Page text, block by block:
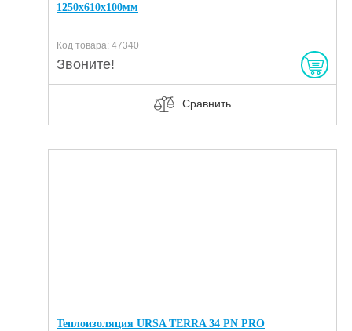
1250х610х100мм
Код товара: 47340
Звоните!
Сравнить
Теплоизоляция URSA TERRA 34 PN PRO